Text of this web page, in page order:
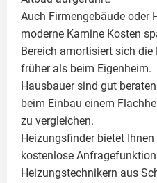
Auch Firmengebäude oder
moderne Kamine Kosten
Bereich amortisiert sich
früher als beim Eigenheim.
Hausbauer sind gut
beim Einbau einem
zu vergleichen.
Heizungsfinder bietet
kostenlose
Heizungstechnikern aus